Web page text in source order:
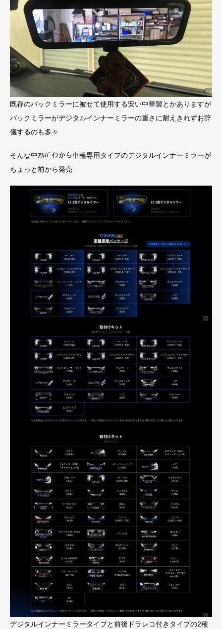
既存のバックミラーに被せて使用する安い中華製とかありますが
バックミラーがデジタルインナーミラーの重さに耐えきれずお辞
儀するのも多々
そんな中ｱﾙﾊﾟｲﾝから車種専用タイプのデジタルインナーミラーが
ちょっと前から発売
デジタルインナーミラータイプと前後ドラレコ付きタイプの2種